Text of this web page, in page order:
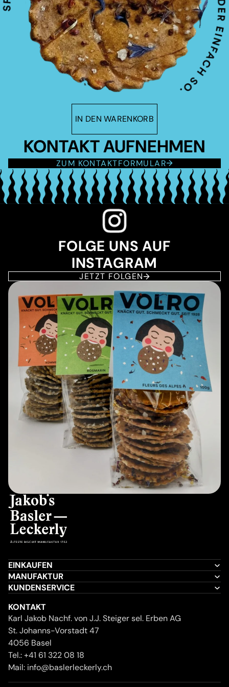
IN DEN WARENKORB
KONTAKT AUFNEHMEN
ZUM KONTAKTFORMULAR
FOLGE UNS AUF
INSTAGRAM
JETZT FOLGEN
EINKAUFEN
MANUFAKTUR
KUNDENSERVICE
KONTAKT
Karl Jakob Nachf. von J.J. Steiger sel. Erben AG
St. Johanns-Vorstadt 47
4056 Basel
Tel.:+41 61 322 08 18
Mail: info@baslerleckerly.ch